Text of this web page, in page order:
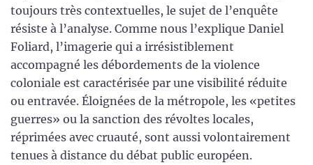
toujours très contextuelles, le sujet de l’enquête
résiste à l’analyse. Comme nous l’explique Daniel
Foliard, l’imagerie qui a irrésistiblement
accompagné les débordements de la violence
coloniale est caractérisée par une visibilité réduite
ou entravée. Éloignées de la métropole, les «petites
guerres» ou la sanction des révoltes locales,
réprimées avec cruauté, sont aussi volontairement
tenues à distance du débat public européen.